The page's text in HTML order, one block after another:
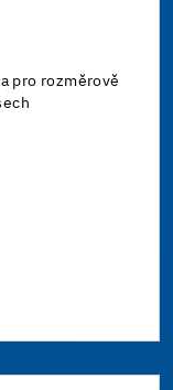
pro rozměrově